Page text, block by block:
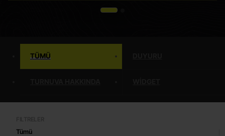
TÜMÜ
Tümü